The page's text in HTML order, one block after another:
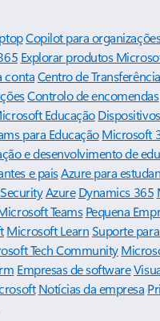
Copilot para
Explorar produtos
contaCentro de
Controlo de encomendas
Educação
para Educação Microsoft
e desenvolvimento de
e paisAzure para
Azure Dynamics 365
Teams Pequena
Microsoft LearnSuporte
Tech Community
Empresas de software
Notícias da empresa